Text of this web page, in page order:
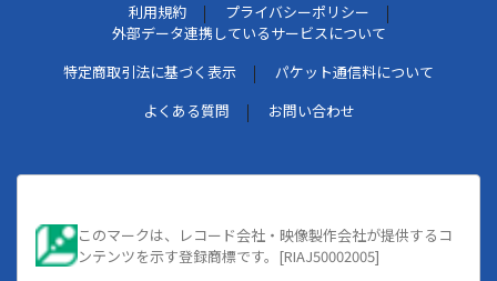
利用規約
プライバシーポリシー
外部データ連携しているサービスについて
特定商取引法に基づく表示
パケット通信料について
よくある質問
お問い合わせ
このマークは、レコード会社・映像製作会社が提供するコ
ンテンツを示す登録商標です。[RIAJ50002005]